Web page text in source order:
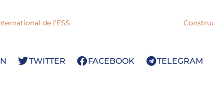
de l’ESS
TWITTER FACEBOOK TELEGRAM